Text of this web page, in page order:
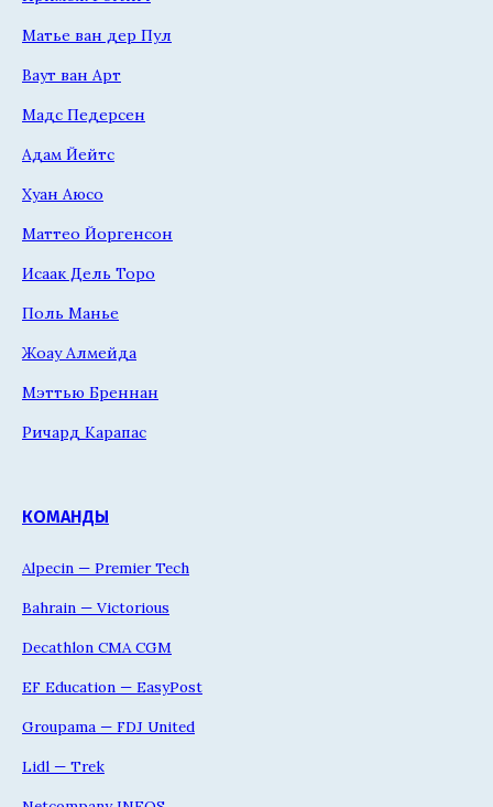
Матье ван дер Пул
Ваут ван Арт
Мадс Педерсен
Адам Йейтс
Хуан Аюсо
Маттео Йоргенсон
Исаак Дель Торо
Поль Манье
Жоау Алмейда
Мэттью Бреннан
Ричард Карапас
КОМАНДЫ
Alpecin — Premier Tech
Bahrain — Victorious
Decathlon CMA CGM
EF Education — EasyPost
Groupama — FDJ United
Lidl — Trek